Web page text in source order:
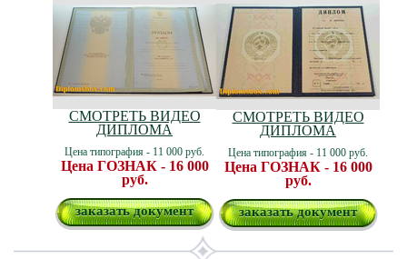
СМОТРЕТЬ ВИДЕО
ДИПЛОМА
Цена типография - 11 000 руб.
Цена ГОЗНАК - 16 000
руб.
заказать документ
СМОТРЕТЬ ВИДЕО
ДИПЛОМА
Цена типография - 11 000 руб.
Цена ГОЗНАК - 16 000
руб.
заказать документ